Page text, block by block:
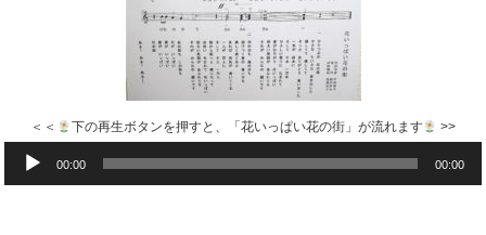
＜＜ 下の再生ボタンを押すと、「花いっぱい花の街」が流れます
>>
声
プ
00:00 00:00